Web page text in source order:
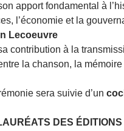
apport fondamental à
l’économie et la
Lecoeuvre
contribution à la
la chanson, la
sera suivie d’un
DES